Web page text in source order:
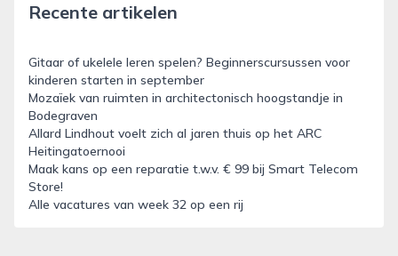
Recente artikelen
Gitaar of ukelele leren spelen? Beginnerscursussen voor
kinderen starten in september
Mozaïek van ruimten in architectonisch hoogstandje in
Bodegraven
Allard Lindhout voelt zich al jaren thuis op het ARC
Heitingatoernooi
Maak kans op een reparatie t.w.v. € 99 bij Smart Telecom
Store!
Alle vacatures van week 32 op een rij